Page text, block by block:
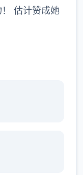
估计赞成她